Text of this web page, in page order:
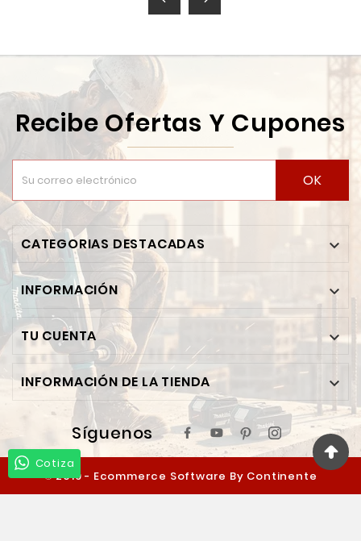
Recibe Ofertas Y Cupones
OK
CATEGORIAS DESTACADAS 
INFORMACIÓN 
TU CUENTA 
INFORMACIÓN DE LA TIENDA 
Síguenos
© 2019 - Ecommerce Software By Continente
Ferretero™
Cotiza